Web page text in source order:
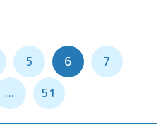
5 6 7
... 51